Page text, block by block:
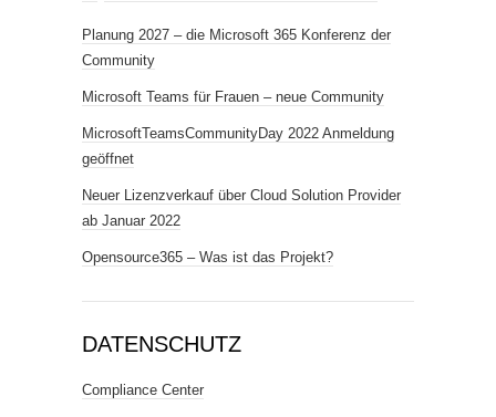
Planung 2027 – die Microsoft 365 Konferenz der
Community
Microsoft Teams für Frauen – neue Community
MicrosoftTeamsCommunityDay 2022 Anmeldung
geöffnet
Neuer Lizenzverkauf über Cloud Solution Provider
ab Januar 2022
Opensource365 – Was ist das Projekt?
DATENSCHUTZ
Compliance Center